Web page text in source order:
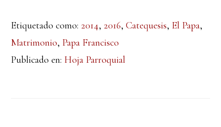
Etiquetado como: 2014, 2016,Catequesis, El Papa,
Matrimonio, Papa Francisco
Publicado en: Hoja Parroquial